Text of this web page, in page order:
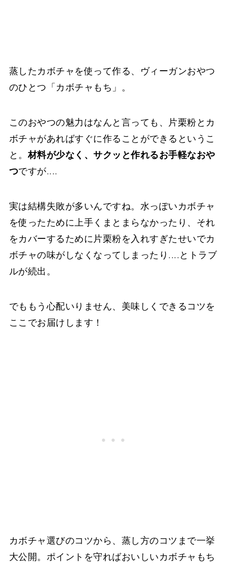
蒸したカボチャを使って作る、ヴィーガンおやつ
のひとつ「カボチャもち」。
このおやつの魅力はなんと言っても、片栗粉とカ
ボチャがあればすぐに作ることができるというこ
と。材料が少なく、サクッと作れるお手軽なおや
つですが....
実は結構失敗が多いんですね。水っぽいカボチャ
を使ったために上手くまとまらなかったり、それ
をカバーするために片栗粉を入れすぎたせいでカ
ボチャの味がしなくなってしまったり....とトラブ
ルが続出。
でももう心配いりません、美味しくできるコツを
ここでお届けします！
カボチャ選びのコツから、蒸し方のコツまで一挙
大公開。ポイントを守ればおいしいカボチャもち